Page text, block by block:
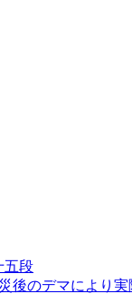
五段
後のデマにより